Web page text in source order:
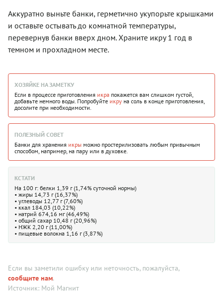
Аккуратно выньте банки, герметично укупорьте крышками
и оставьте остывать до комнатной температуры,
перевернув банки вверх дном. Храните икру 1 год в
темном и прохладном месте.
ХОЗЯЙКЕ НА ЗАМЕТКУ
Если в процессе приготовления икра покажется вам слишком густой,
добавьте немного воды. Попробуйте икру на соль в конце приготовления,
досолите при необходимости.
ПОЛЕЗНЫЙ СОВЕТ
Банки для хранения икры можно простерилизовать любым привычным
способом, например, на пару или в духовке.
КСТАТИ
На 100 г: белки 1,39 г (1,74% суточной нормы)
• жиры 14,73 г (16,37%)
• углеводы 12,77 г (7,60%)
• ккал 184,03 (10,22%)
• натрий 674,16 мг (46,49%)
• общий сахар 10,48 г (20,96%)
• НЖК 2,20 г (11,00%)
• пищевые волокна 1,16 г (3,87%)
Если вы заметили ошибку или неточность, пожалуйста,
сообщите нам.
Источник: Мой Магнит